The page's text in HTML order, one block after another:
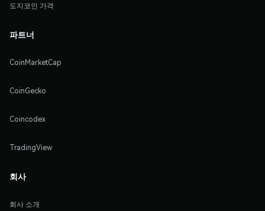
도지코인 가격
파트너
CoinMarketCap
CoinGecko
Coincodex
TradingView
회사
회사 소개